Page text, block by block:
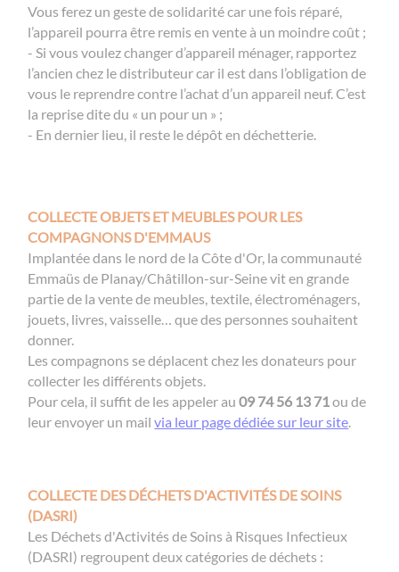
Vous ferez un geste de solidarité car une fois réparé,
l’appareil pourra être remis en vente à un moindre coût ;
- Si vous voulez changer d’appareil ménager, rapportez
l’ancien chez le distributeur car il est dans l’obligation de
vous le reprendre contre l’achat d’un appareil neuf. C’est
la reprise dite du « un pour un » ;
- En dernier lieu, il reste le dépôt en déchetterie.
COLLECTE OBJETS ET MEUBLES POUR LES
COMPAGNONS D'EMMAUS
Implantée dans le nord de la Côte d'Or, la communauté
Emmaüs de Planay/Châtillon-sur-Seine vit en grande
partie de la vente de meubles, textile, électroménagers,
jouets, livres, vaisselle… que des personnes souhaitent
donner.
Les compagnons se déplacent chez les donateurs pour
collecter les différents objets.
Pour cela, il suffit de les appeler au09 74 56 13 71ou de
leur envoyer un mailvia leur page dédiée sur leur site.
COLLECTE DES DÉCHETS D'ACTIVITÉS DE SOINS
(DASRI)
Les Déchets d'Activités de Soins à Risques Infectieux
(DASRI) regroupent deux catégories de déchets :